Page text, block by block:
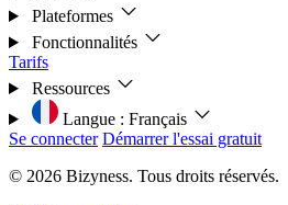
Plateformes
Fonctionnalités
Tarifs
Ressources
Langue : Français
Se connecter Démarrer l'essai gratuit
© 2026 Bizyness. Tous droits réservés.